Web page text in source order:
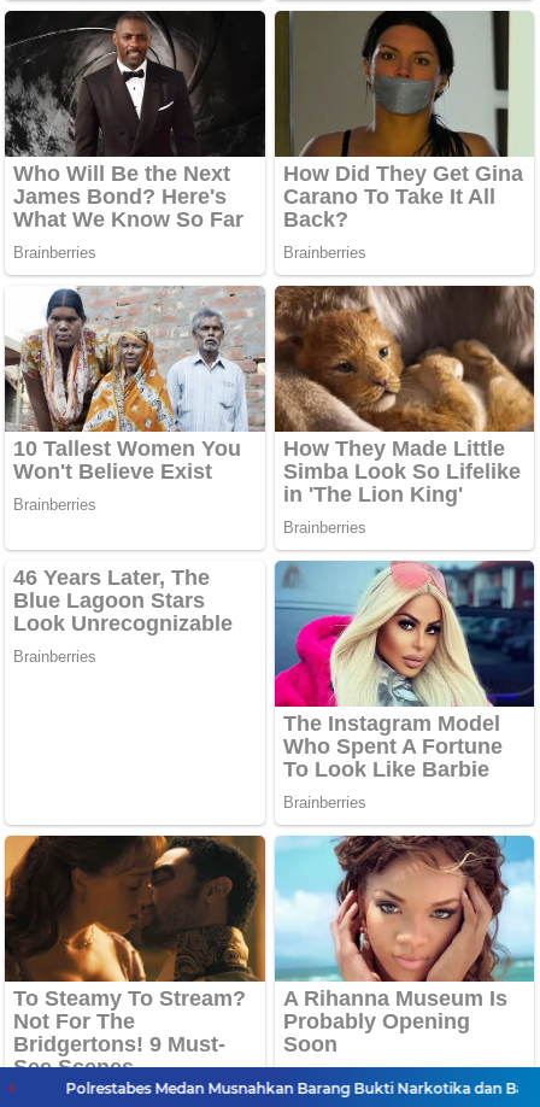
Polrestabes Medan Musnahkan Barang Bukti Narkotika dan Barang